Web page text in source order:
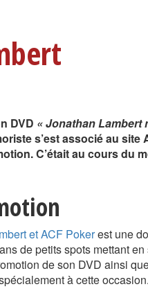
DVD « Jonathan Lambert
s’est associé au site
C’était au cours du
et ACF Pokerest une
de petits spots mettant
de son DVD ainsi
à cette occasion.